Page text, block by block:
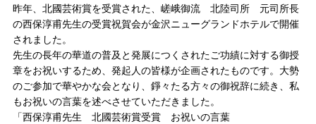
昨年、北國芸術賞を受賞された、嵯峨御流 北陸司所 元司所長
の西保淳甫先生の受賞祝賀会が金沢ニューグランドホテルで開催
されました。
先生の長年の華道の普及と発展につくされたご功績に対する御授
章をお祝いするため、発起人の皆様が企画されたものです。大勢
のご参加で華やかな会となり、錚々たる方々の御祝辞に続き、私
もお祝いの言葉を述べさせていただきました。
「西保淳甫先生 北國芸術賞受賞 お祝いの言葉